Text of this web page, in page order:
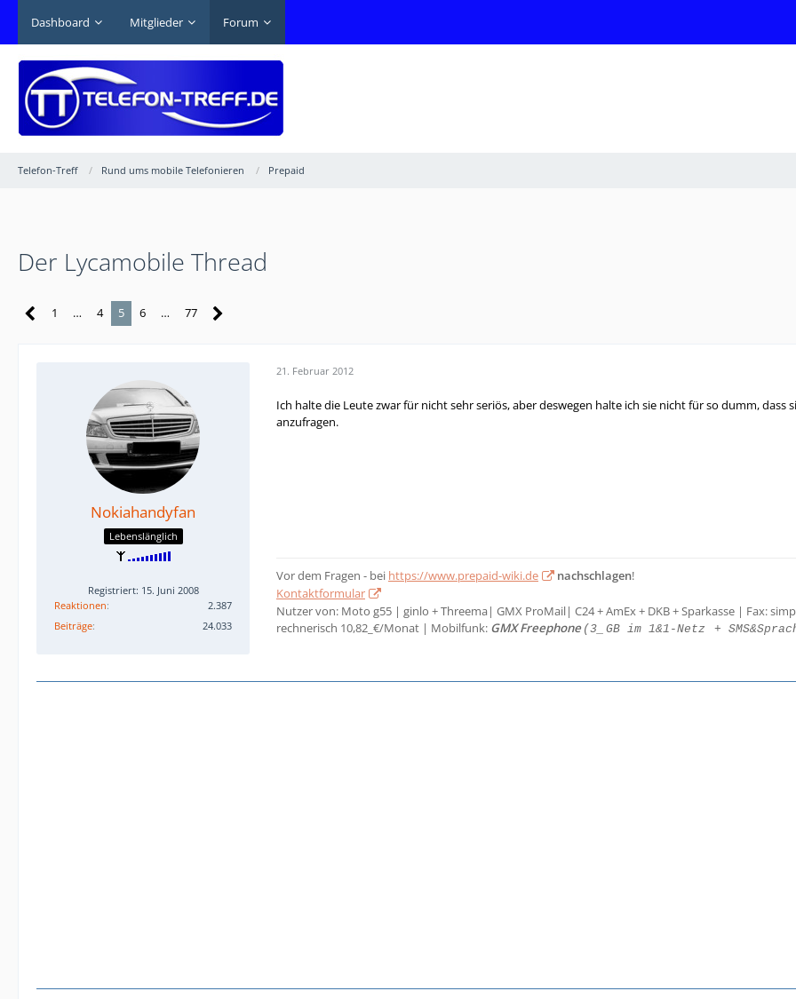
Dashboard Mitglieder Forum
Telefon-Treff Rund ums mobile Telefonieren Prepaid
Der Lycamobile Thread
1 … 4 5 6 … 77
Nokiahandyfan
Lebenslänglich
Registriert: 15. Juni 2008
Reaktionen
2.387
Beiträge
24.033
21. Februar 2012
Ich halte die Leute zwar für nicht sehr seriös, aber deswegen halte ich sie nicht für so dumm,
anzufragen.
Vor dem Fragen - bei https://www.prepaid-wiki.de nachschlagen!
Kontaktformular
Nutzer von: Moto g55 | ginlo + Threema| GMX ProMail| C24 + AmEx + DKB + Sparkasse | Fax:
rechnerisch 10,82_€/Monat | Mobilfunk: GMX Freephone (3_ GB im 1&1-Netz +